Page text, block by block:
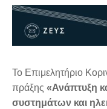
Το Επιμελητήριο
πράξης «Ανάπτυξη
συστημάτων και